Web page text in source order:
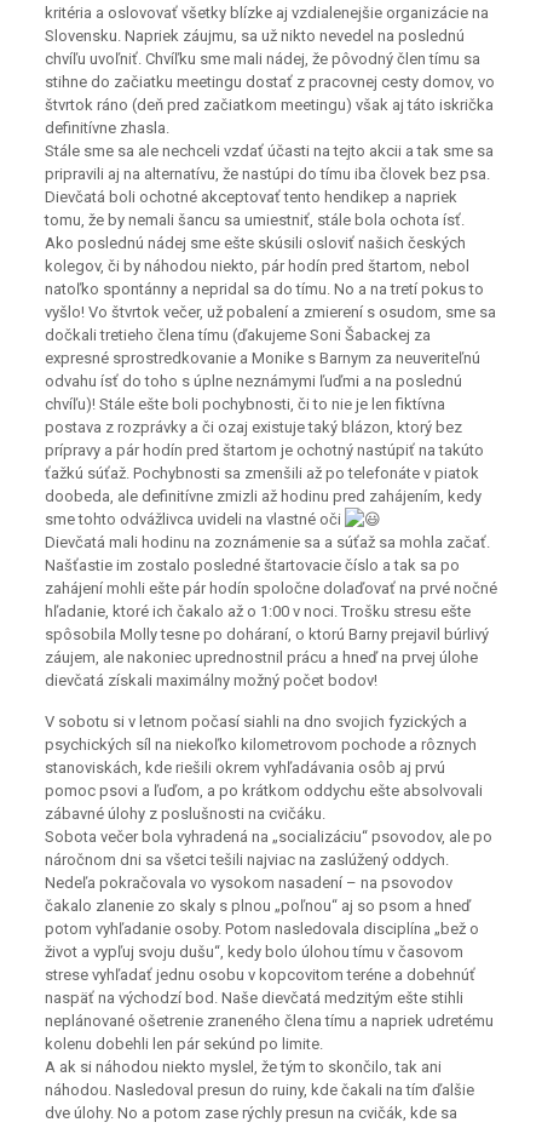
kritéria a oslovovať všetky blízke aj vzdialenejšie organizácie na
Slovensku. Napriek záujmu, sa už nikto nevedel na poslednú
chvíľu uvoľniť. Chvíľku sme mali nádej, že pôvodný člen tímu sa
stihne do začiatku meetingu dostať z pracovnej cesty domov, vo
štvrtok ráno (deň pred začiatkom meetingu) však aj táto iskrička
definitívne zhasla.
Stále sme sa ale nechceli vzdať účasti na tejto akcii a tak sme sa
pripravili aj na alternatívu, že nastúpi do tímu iba človek bez psa.
Dievčatá boli ochotné akceptovať tento hendikep a napriek
tomu, že by nemali šancu sa umiestniť, stále bola ochota ísť.
Ako poslednú nádej sme ešte skúsili osloviť našich českých
kolegov, či by náhodou niekto, pár hodín pred štartom, nebol
natoľko spontánny a nepridal sa do tímu. No a na tretí pokus to
vyšlo! Vo štvrtok večer, už pobalení a zmierení s osudom, sme sa
dočkali tretieho člena tímu (ďakujeme Soni Šabackej za
expresné sprostredkovanie a Monike s Barnym za neuveriteľnú
odvahu ísť do toho s úplne neznámymi ľuďmi a na poslednú
chvíľu)! Stále ešte boli pochybnosti, či to nie je len fiktívna
postava z rozprávky a či ozaj existuje taký blázon, ktorý bez
prípravy a pár hodín pred štartom je ochotný nastúpiť na takúto
ťažkú súťaž. Pochybnosti sa zmenšili až po telefonáte v piatok
doobeda, ale definitívne zmizli až hodinu pred zahájením, kedy
sme tohto odvážlivca uvideli na vlastné oči
Dievčatá mali hodinu na zoznámenie sa a súťaž sa mohla začať.
Našťastie im zostalo posledné štartovacie číslo a tak sa po
zahájení mohli ešte pár hodín spoločne dolaďovať na prvé nočné
hľadanie, ktoré ich čakalo až o 1:00 v noci. Trošku stresu ešte
spôsobila Molly tesne po doháraní, o ktorú Barny prejavil búrlivý
záujem, ale nakoniec uprednostnil prácu a hneď na prvej úlohe
dievčatá získali maximálny možný počet bodov!
V sobotu si v letnom počasí siahli na dno svojich fyzických a
psychických síl na niekoľko kilometrovom pochode a rôznych
stanoviskách, kde riešili okrem vyhľadávania osôb aj prvú
pomoc psovi a ľuďom, a po krátkom oddychu ešte absolvovali
zábavné úlohy z poslušnosti na cvičáku.
Sobota večer bola vyhradená na „socializáciu“ psovodov, ale po
náročnom dni sa všetci tešili najviac na zaslúžený oddych.
Nedeľa pokračovala vo vysokom nasadení – na psovodov
čakalo zlanenie zo skaly s plnou „poľnou“ aj so psom a hneď
potom vyhľadanie osoby. Potom nasledovala disciplína „bež o
život a vypľuj svoju dušu“, kedy bolo úlohou tímu v časovom
strese vyhľadať jednu osobu v kopcovitom teréne a dobehnúť
naspäť na východzí bod. Naše dievčatá medzitým ešte stihli
neplánované ošetrenie zraneného člena tímu a napriek udretému
kolenu dobehli len pár sekúnd po limite.
A ak si náhodou niekto myslel, že tým to skončilo, tak ani
náhodou. Nasledoval presun do ruiny, kde čakali na tím ďalšie
dve úlohy. No a potom zase rýchly presun na cvičák, kde sa